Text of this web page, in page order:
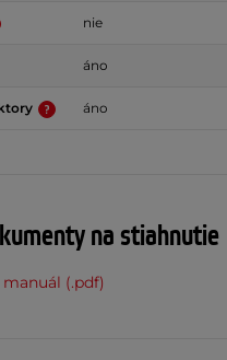
nie
áno
áno
na stiahnutie
(.pdf)